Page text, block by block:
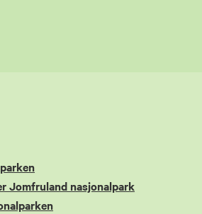
Jomfruland nasjonalpark